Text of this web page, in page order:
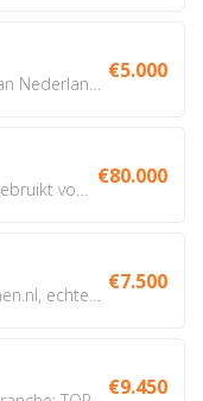
€5.000
€80.000
€7.500
€9.450